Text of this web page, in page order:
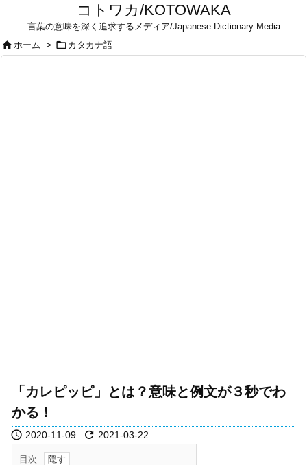
コトワカ/KOTOWAKA
言葉の意味を深く追求するメディア/Japanese Dictionary Media
ホーム >  カタカナ語
「カレピッピ」とは？意味と例文が３秒でわ
かる！
 2020-11-09  2021-03-22
目次